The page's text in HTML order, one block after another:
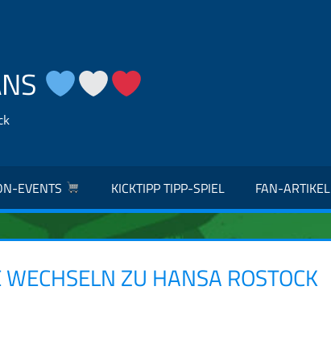
EVENTS KICKTIPP TIPP-SPIEL FAN-ARTIKEL
ZU HANSA ROSTOCK